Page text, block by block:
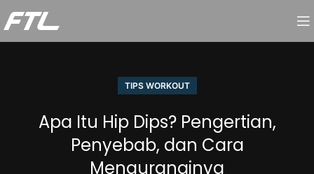
TIPS WORKOUT
Apa Itu Hip Dips? Pengertian,
Penyebab, dan Cara
Menguranginya